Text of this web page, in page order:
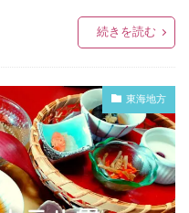
続きを読む
東海地方